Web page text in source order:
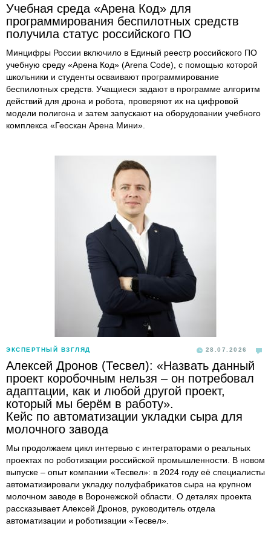
Учебная среда «Арена Код» для
программирования беспилотных средств
получила статус российского ПО
Минцифры России включило в Единый реестр российского ПО
учебную среду «Арена Код» (Arena Code), с помощью которой
школьники и студенты осваивают программирование
беспилотных средств. Учащиеся задают в программе алгоритм
действий для дрона и робота, проверяют их на цифровой
модели полигона и затем запускают на оборудовании учебного
комплекса «Геоскан Арена Мини».
ЭКСПЕРТНЫЙ ВЗГЛЯД 28.07.2026
Алексей Дронов (Тесвел): «Назвать данный
проект коробочным нельзя – он потребовал
адаптации, как и любой другой проект,
который мы берём в работу».
Кейс по автоматизации укладки сыра для
молочного завода
Мы продолжаем цикл интервью с интеграторами о реальных
проектах по роботизации российской промышленности. В новом
выпуске – опыт компании «Тесвел»: в 2024 году её специалисты
автоматизировали укладку полуфабрикатов сыра на крупном
молочном заводе в Воронежской области. О деталях проекта
рассказывает Алексей Дронов, руководитель отдела
автоматизации и роботизации «Тесвел».